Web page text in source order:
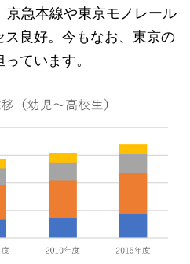
京急本線や東京モノレール
良好。今もなお、東京の
ています。